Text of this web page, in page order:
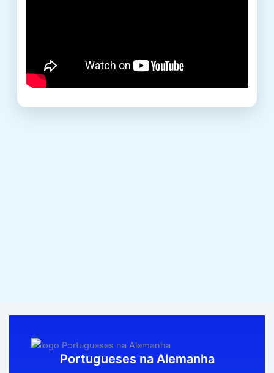
Portugueses na Alemanha